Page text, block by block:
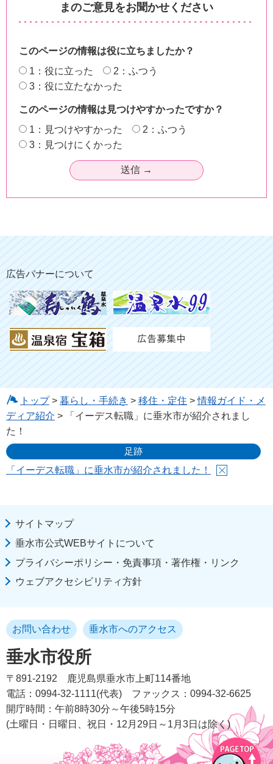
まのご意見をお聞かせください
このページの情報は役に立ちましたか？
1：役に立った
2：ふつう
3：役に立たなかった
このページの情報は見つけやすかったですか？
1：見つけやすかった
2：ふつう
3：見つけにくかった
広告バナーについて
トップ> 暮らし・手続き > 移住・定住 >情報ガイド・メ
ディア紹介 > 「イーデス転職」に垂水市が紹介されまし
た！
足跡
「イーデス転職」に垂水市が紹介されました！
サイトマップ
垂水市公式WEBサイトについて
プライバシーポリシー・免責事項・著作権・リンク
ウェブアクセシビリティ方針
垂水市役所
お問い合わせ 垂水市へのアクセス
〒891-2192
鹿児島県垂水市上町114番地
電話：0994-32-1111(代表)
ファックス：0994-32-6625
開庁時間：午前8時30分～午後5時15分
(土曜日・日曜日、祝日・12月29日～1月3日は除く)